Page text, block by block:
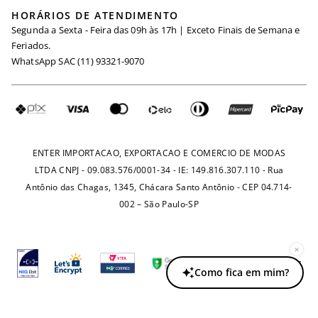
Igualdade Salarial
Requisição de Dados
Minha Conta
Trocas
Fretes e Tarifas
Maternidade
Seja um Afiliado
HORÁRIOS DE ATENDIMENTO
Segunda a Sexta - Feira das 09h às 17h | Exceto Finais de Semana e
Feriados.
WhatsApp SAC (11) 93321-9070
ENTER IMPORTACAO, EXPORTACAO E COMERCIO DE MODAS
LTDA CNPJ - 09.083.576/0001-34 - IE: 149.816.307.110 - Rua
Antônio das Chagas, 1345, Chácara Santo Antônio - CEP 04.714-
002 – São Paulo-SP
×
Como fica em mim?